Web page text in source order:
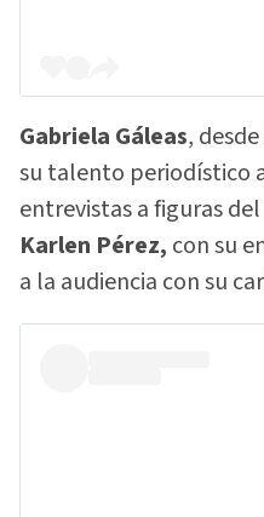
Gabriela Gáleas,
su talento periodístico
entrevistas a figuras
Karlen Pérez, con su
a la audiencia con su